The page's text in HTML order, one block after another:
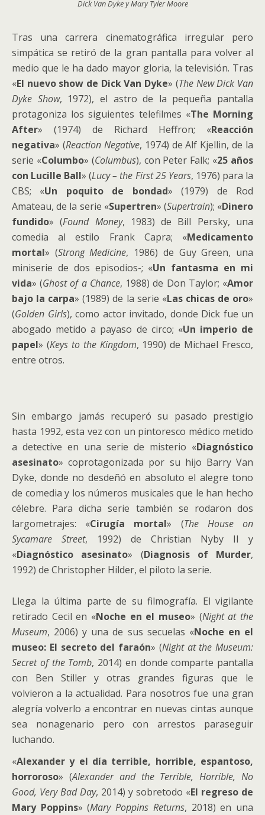
Dick Van Dyke y Mary Tyler Moore
Tras una carrera cinematográfica irregular pero
simpática se retiró de la gran pantalla para volver al
medio que le ha dado mayor gloria, la televisión. Tras
«El nuevo show de Dick Van Dyke» (The New Dick Van
Dyke Show, 1972), el astro de la pequeña pantalla
protagoniza los siguientes telefilmes «The Morning
After» (1974) de Richard Heffron; «Reacción
negativa» (Reaction Negative, 1974) de Alf Kjellin, de la
serie «Columbo» (Columbus), con Peter Falk; «25 años
con Lucille Ball» (Lucy – the First 25 Years, 1976) para la
CBS; «Un poquito de bondad» (1979) de Rod
Amateau, de la serie «Supertren» (Supertrain); «Dinero
fundido» (Found Money, 1983) de Bill Persky, una
comedia al estilo Frank Capra; «Medicamento
mortal» (Strong Medicine, 1986) de Guy Green, una
miniserie de dos episodios-; «Un fantasma en mi
vida» (Ghost of a Chance, 1988) de Don Taylor; «Amor
bajo la carpa» (1989) de la serie «Las chicas de oro»
(Golden Girls), como actor invitado, donde Dick fue un
abogado metido a payaso de circo; «Un imperio de
papel» (Keys to the Kingdom, 1990) de Michael Fresco,
entre otros.
Sin embargo jamás recuperó su pasado prestigio
hasta 1992, esta vez con un pintoresco médico metido
a detective en una serie de misterio «Diagnóstico
asesinato» coprotagonizada por su hijo Barry Van
Dyke, donde no desdeñó en absoluto el alegre tono
de comedia y los números musicales que le han hecho
célebre. Para dicha serie también se rodaron dos
largometrajes: «Cirugía mortal» (The House on
Sycamare Street, 1992) de Christian Nyby II y
«Diagnóstico asesinato» (Diagnosis of Murder,
1992) de Christopher Hilder, el piloto la serie.
Llega la última parte de su filmografía. El vigilante
retirado Cecil en «Noche en el museo» (Night at the
Museum, 2006) y una de sus secuelas «Noche en el
museo: El secreto del faraón» (Night at the Museum:
Secret of the Tomb, 2014) en donde comparte pantalla
con Ben Stiller y otras grandes figuras que le
volvieron a la actualidad. Para nosotros fue una gran
alegría volverlo a encontrar en nuevas cintas aunque
sea nonagenario pero con arrestos paraseguir
luchando.
«Alexander y el día terrible, horrible, espantoso,
horroroso» (Alexander and the Terrible, Horrible, No
Good, Very Bad Day, 2014) y sobretodo «El regreso de
Mary Poppins» (Mary Poppins Returns, 2018) en una